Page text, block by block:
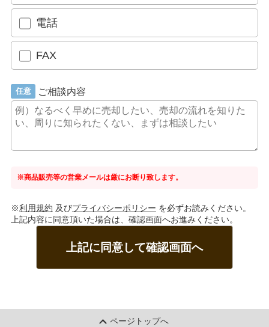
電話
FAX
任意 ご相談内容
※商品販売等の営業メールは厳にお断り致します。
※利用規約 及びプライバシーポリシー を必ずお読みください。
上記内容に同意頂いた場合は、確認画面へお進みください。
上記に同意して確認画面へ
ページトップへ